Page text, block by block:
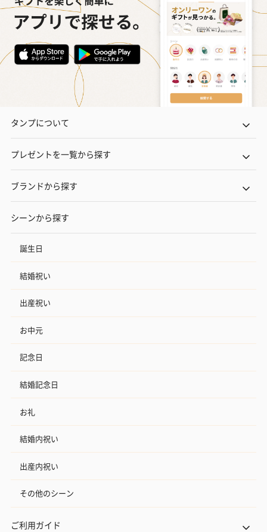
タンプについて
プレゼントを一覧から探す
ブランドから探す
シーンから探す
誕生日
結婚祝い
出産祝い
お中元
記念日
結婚記念日
お礼
結婚内祝い
出産内祝い
その他のシーン
ご利用ガイド